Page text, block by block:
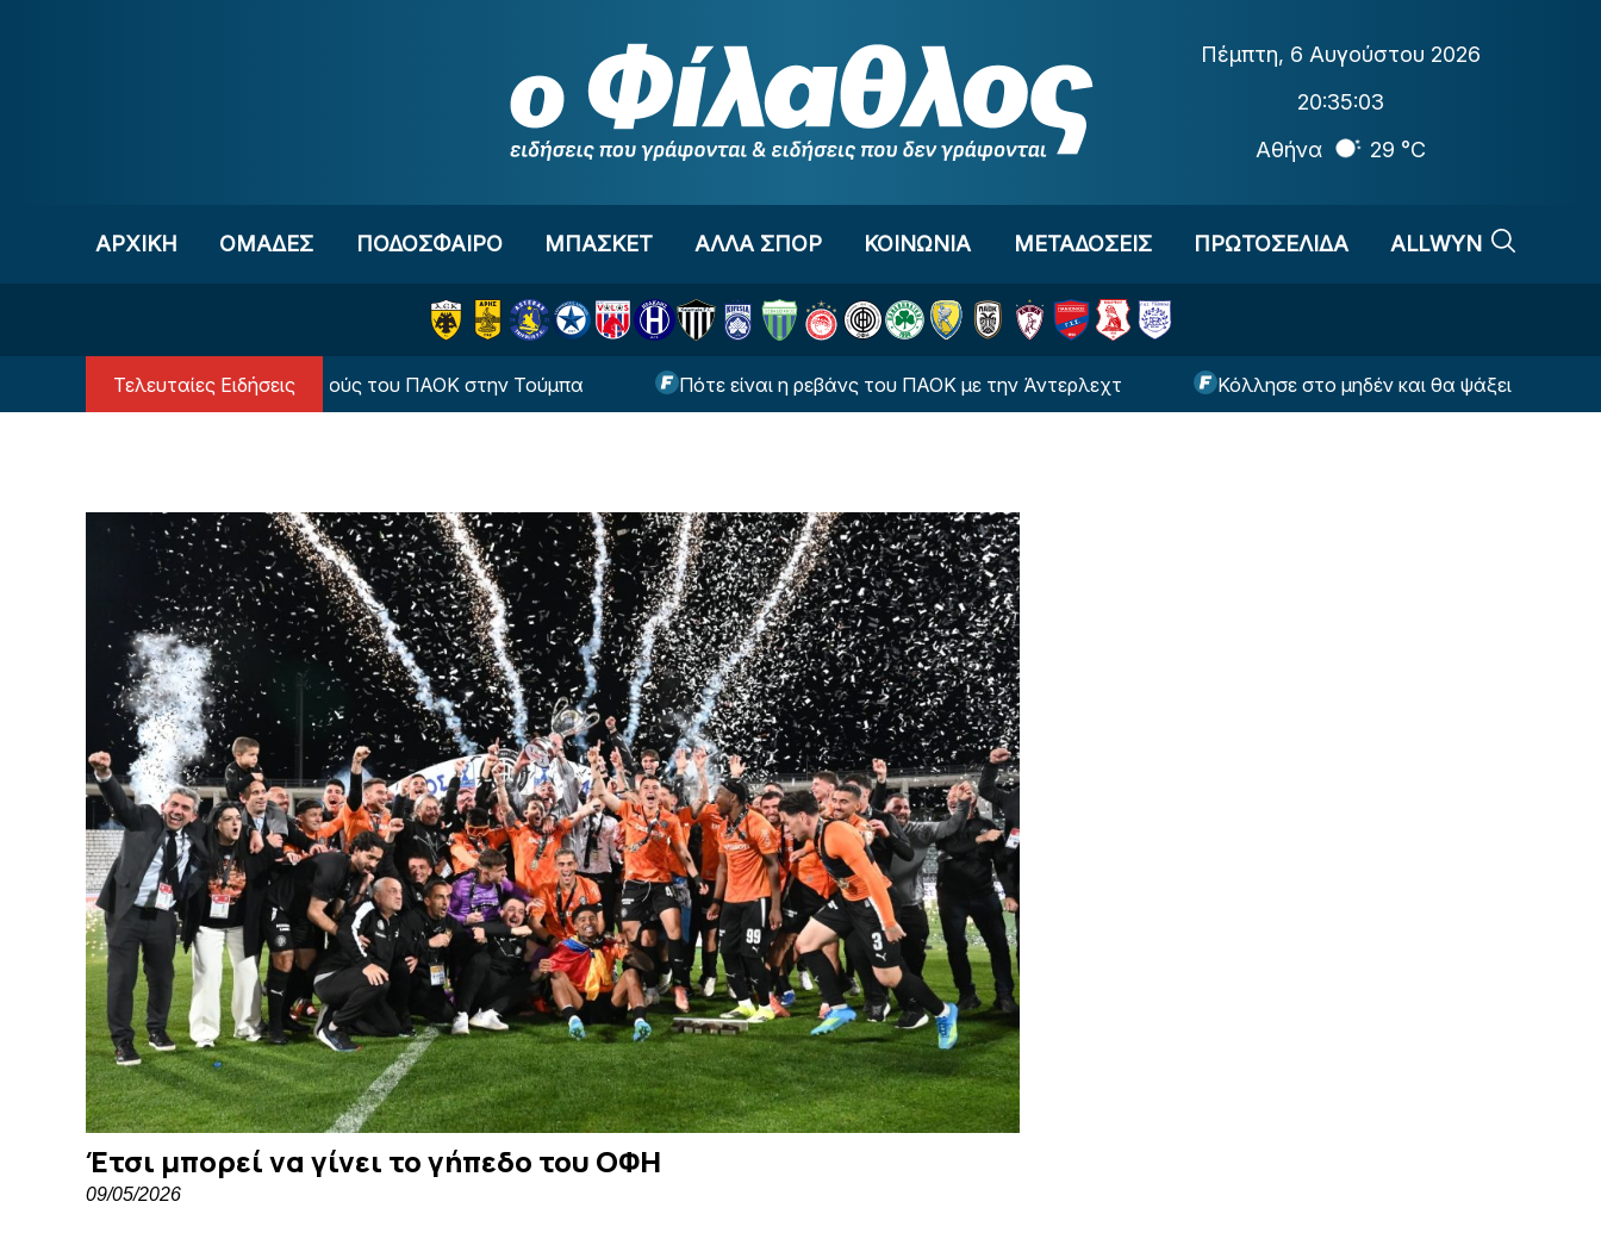
Πέμπτη, 6 Αυγούστου 2026
20:35:04
Αθήνα
29 °C
ΑΡΧΙΚΗ OΜΑΔΕΣ ΠΟΔΟΣΦΑΙΡΟ ΜΠΑΣΚΕΤ ΑΛΛΑ ΣΠΟΡ ΚΟΙΝΩΝΙΑ ΜΕΤΑΔΟΣΕΙΣ ΠΡΩΤΟΣΕΛΙΔΑ ALLWYN
Τελευταίες Ειδήσεις
από τους οπαδούς του ΠΑΟΚ στην Τούμπα Πότε είναι η ρεβάνς του ΠΑΟΚ με την Άντερλεχτ Κόλλησε στο μηδέν και θα ψάξει ανατροπή στο
Έτσι μπορεί να γίνει το γήπεδο του ΟΦΗ
09/05/2026